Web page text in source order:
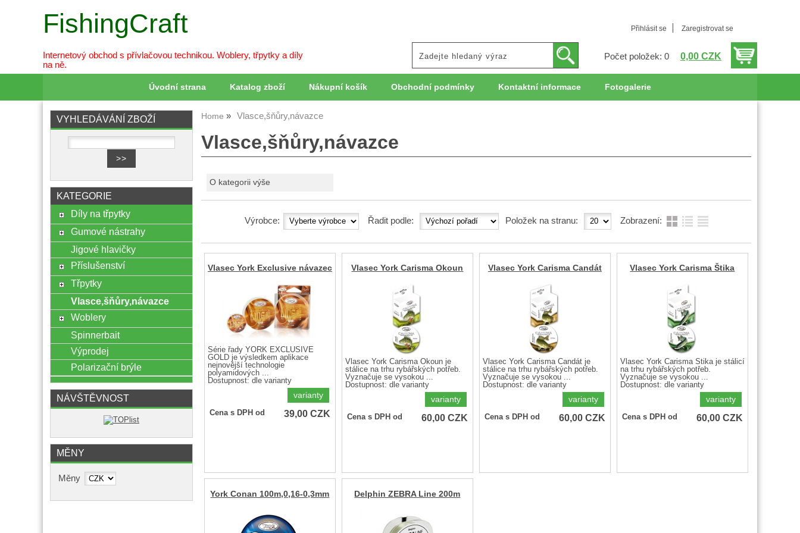
Přihlásit se Zaregistrovat se
Počet položek: 0 0,00 CZK
FishingCraft
Internetový obchod s přívlačovou technikou. Woblery, třpytky a díly
na ně.
Úvodní strana Katalog zboží Nákupní košík Obchodní podmínky Kontaktní informace Fotogalerie
Home Vlasce,šňůry,návazce
Vlasce,šňůry,návazce
O kategorii výše
Výrobce: Řadit podle: Položek na stranu: Zobrazení:
Vlasec York Exclusive návazec
Série řady YORK EXCLUSIVE
GOLD je výsledkem aplikace
nejnovější technologie
polyamidových ...
Dostupnost: dle varianty
varianty
Cena s DPH od 39,00 CZK
Vlasec York Carisma Okoun
Vlasec York Carisma Okoun je
stálice na trhu rybářských potřeb.
Vyznačuje se vysokou ...
Dostupnost: dle varianty
varianty
Cena s DPH od 60,00 CZK
Vlasec York Carisma Candát
Vlasec York Carisma Candát je
stálice na trhu rybářských potřeb.
Vyznačuje se vysokou ...
Dostupnost: dle varianty
varianty
Cena s DPH od 60,00 CZK
Vlasec York Carisma Štika
Vlasec York Carisma Štika je stálicí
na trhu rybářských potřeb.
Vyznačuje se vysokou ...
Dostupnost: dle varianty
varianty
Cena s DPH od 60,00 CZK
York Conan 100m,0,16-0,3mm Delphin ZEBRA Line 200m
VYHLEDÁVÁNÍ ZBOŽÍ
KATEGORIE
Díly na třpytky
Gumové nástrahy
Jigové hlavičky
Příslušenství
Třpytky
Vlasce,šňůry,návazce
Woblery
Spinnerbait
Výprodej
Polarizační brýle
NÁVŠTĚVNOST
MĚNY
Měny